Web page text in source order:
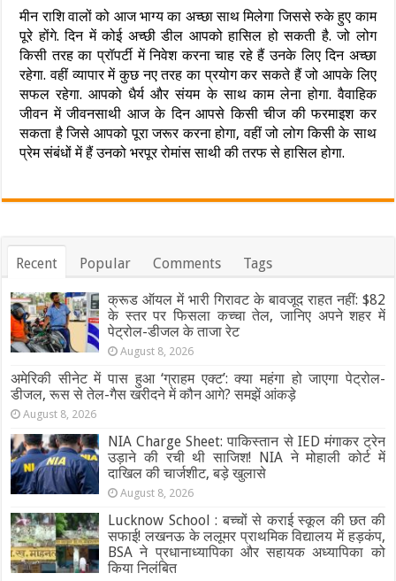
मीन राशि वालों को आज भाग्य का अच्छा साथ मिलेगा जिससे रुके हुए काम
पूरे होंगे. दिन में कोई अच्छी डील आपको हासिल हो सकती है. जो लोग
किसी तरह का प्रॉपर्टी में निवेश करना चाह रहे हैं उनके लिए दिन अच्छा
रहेगा. वहीं व्यापार में कुछ नए तरह का प्रयोग कर सकते हैं जो आपके लिए
सफल रहेगा. आपको धैर्य और संयम के साथ काम लेना होगा. वैवाहिक
जीवन में जीवनसाथी आज के दिन आपसे किसी चीज की फरमाइश कर
सकता है जिसे आपको पूरा जरूर करना होगा, वहीं जो लोग किसी के साथ
प्रेम संबंधों में हैं उनको भरपूर रोमांस साथी की तरफ से हासिल होगा.
Recent Popular Comments Tags
क्रूड ऑयल में भारी गिरावट के बावजूद राहत नहीं: $82
के स्तर पर फिसला कच्चा तेल, जानिए अपने शहर में
पेट्रोल-डीजल के ताजा रेट
August 8, 2026
अमेरिकी सीनेट में पास हुआ ‘ग्राहम एक्ट’: क्या महंगा हो जाएगा पेट्रोल-
डीजल, रूस से तेल-गैस खरीदने में कौन आगे? समझें आंकड़े
August 8, 2026
NIA Charge Sheet: पाकिस्तान से IED मंगाकर ट्रेन
उड़ाने की रची थी साजिश! NIA ने मोहाली कोर्ट में
दाखिल की चार्जशीट, बड़े खुलासे
August 8, 2026
Lucknow School : बच्चों से कराई स्कूल की छत की
सफाई! लखनऊ के ललूमर प्राथमिक विद्यालय में हड़कंप,
BSA ने प्रधानाध्यापिका और सहायक अध्यापिका को
किया निलंबित